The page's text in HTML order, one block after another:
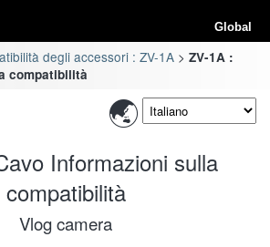
Global
degli accessori : ZV-1A
ZV-1A :
compatibilità
Informazioni sulla
compatibilità
Vlog camera